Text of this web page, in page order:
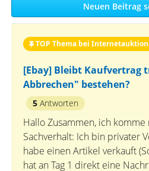
Neuen Beitrag
TOP Thema bei
[Ebay] Bleibt Kaufvertrag
Abbrechen" bestehen?
5Antworten
Hallo Zusammen, ich
Sachverhalt: Ich bin privater
habe einen Artikel verkauft
hat an Tag 1 direkt eine